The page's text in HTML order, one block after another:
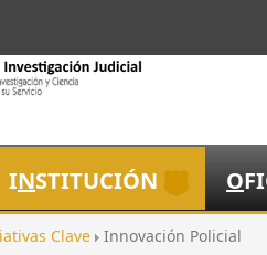
INSTITUCIÓN O
Clave Innovación Policial